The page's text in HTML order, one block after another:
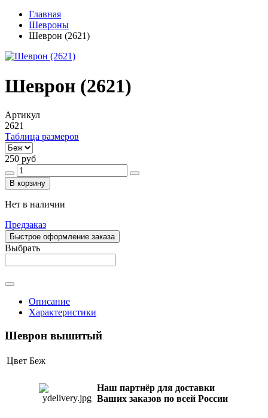
Главная
Шевроны
Шеврон (2621)
Шеврон (2621)
Артикул
2621
Таблица размеров
250 руб
В корзину
Нет в наличии
Предзаказ
Быстрое оформление заказа
Выбрать
Описание
Характеристики
Шеврон вышитый
Цвет Беж
Наш партнёр для доставки
Ваших заказов по всей России